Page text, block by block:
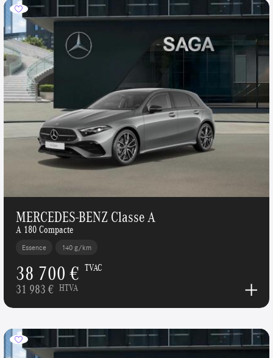
MERCEDES-BENZ Classe A
A 180 Compacte
Essence 140 g/km
38 700 € TVAC
31 983 € HTVA